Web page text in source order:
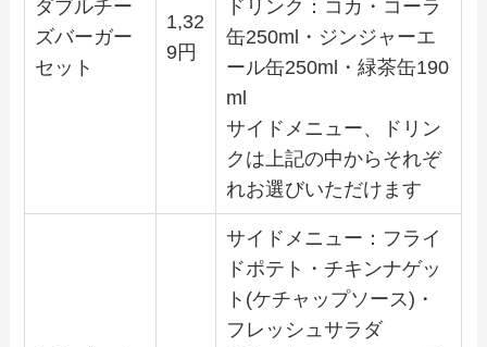
ダブルチー
ズバーガー
セット
1,32
9円
ドリンク：コカ・コーラ
缶250ml・ジンジャーエ
ール缶250ml・緑茶缶190
ml
サイドメニュー、ドリン
クは上記の中からそれぞ
れお選びいただけます
サイドメニュー：フライ
ドポテト・チキンナゲッ
ト(ケチャップソース)・
フレッシュサラダ